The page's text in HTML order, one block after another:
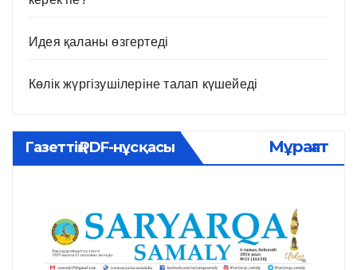
Идея қаланы өзгертеді
Көлік жүргізушілеріне талап күшейеді
Газеттің PDF-нұсқасы Мұрағат